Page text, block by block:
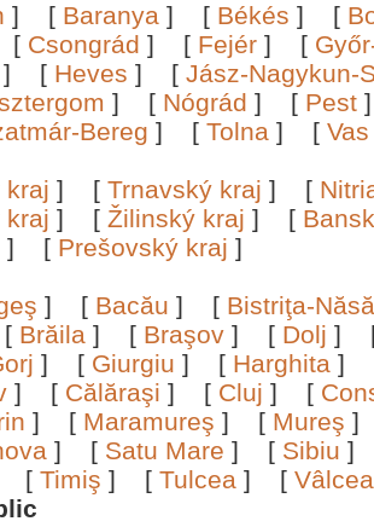
] [ Baranya ] [ Békés ] [
[ Csongrád ] [ Fejér ] [
] [ Heves ] [ Jász-Nagykun-
] [ Nógrád ] [ Pest
Bereg ] [ Tolna ] [ Vas
kraj ] [ Trnavský kraj ] [
kraj ] [ Žilinský kraj ] [
] [ Prešovský kraj ]
] [ Bacău ] [ Bistriţa-
[ Brăila ] [ Braşov ] [ Dolj ]
] [ Giurgiu ] [ Harghita ]
] [ Călăraşi ] [ Cluj ] [
] [ Maramureş ] [ Mureş
] [ Satu Mare ] [ Sibiu
[ Timiş ] [ Tulcea ] [